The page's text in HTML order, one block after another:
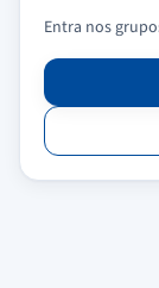
Entra nos